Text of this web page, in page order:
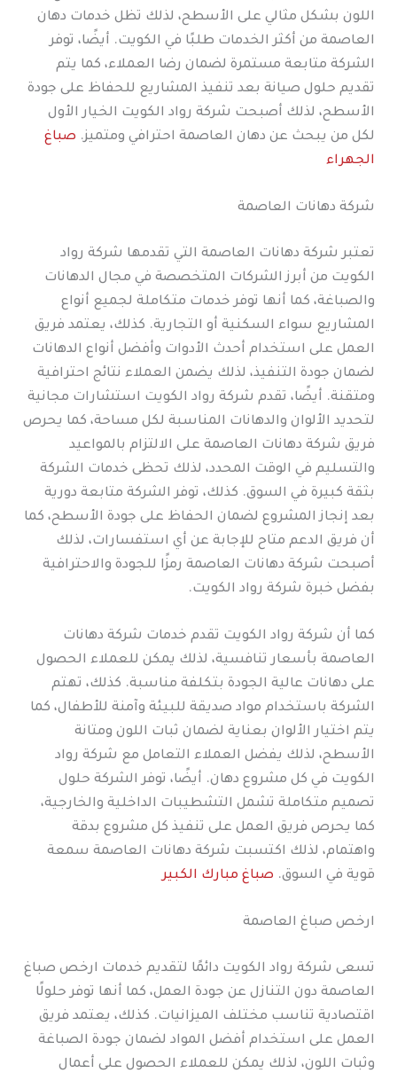
اللون بشكل مثالي على الأسطح، لذلك تظل خدمات دهان
العاصمة من أكثر الخدمات طلبًا في الكويت. أيضًا، توفر
الشركة متابعة مستمرة لضمان رضا العملاء، كما يتم
تقديم حلول صيانة بعد تنفيذ المشاريع للحفاظ على جودة
الأسطح، لذلك أصبحت شركة رواد الكويت الخيار الأول
لكل من يبحث عن دهان العاصمة احترافي ومتميز. صباغ
الجهراء
شركة دهانات العاصمة
تعتبر شركة دهانات العاصمة التي تقدمها شركة رواد
الكويت من أبرز الشركات المتخصصة في مجال الدهانات
والصباغة، كما أنها توفر خدمات متكاملة لجميع أنواع
المشاريع سواء السكنية أو التجارية. كذلك، يعتمد فريق
العمل على استخدام أحدث الأدوات وأفضل أنواع الدهانات
لضمان جودة التنفيذ، لذلك يضمن العملاء نتائج احترافية
ومتقنة. أيضًا، تقدم شركة رواد الكويت استشارات مجانية
لتحديد الألوان والدهانات المناسبة لكل مساحة، كما يحرص
فريق شركة دهانات العاصمة على الالتزام بالمواعيد
والتسليم في الوقت المحدد، لذلك تحظى خدمات الشركة
بثقة كبيرة في السوق. كذلك، توفر الشركة متابعة دورية
بعد إنجاز المشروع لضمان الحفاظ على جودة الأسطح، كما
أن فريق الدعم متاح للإجابة عن أي استفسارات، لذلك
أصبحت شركة دهانات العاصمة رمزًا للجودة والاحترافية
بفضل خبرة شركة رواد الكويت.
كما أن شركة رواد الكويت تقدم خدمات شركة دهانات
العاصمة بأسعار تنافسية، لذلك يمكن للعملاء الحصول
على دهانات عالية الجودة بتكلفة مناسبة. كذلك، تهتم
الشركة باستخدام مواد صديقة للبيئة وآمنة للأطفال، كما
يتم اختيار الألوان بعناية لضمان ثبات اللون ومتانة
الأسطح، لذلك يفضل العملاء التعامل مع شركة رواد
الكويت في كل مشروع دهان. أيضًا، توفر الشركة حلول
تصميم متكاملة تشمل التشطيبات الداخلية والخارجية،
كما يحرص فريق العمل على تنفيذ كل مشروع بدقة
واهتمام، لذلك اكتسبت شركة دهانات العاصمة سمعة
قوية في السوق. صباغ مبارك الكبير
ارخص صباغ العاصمة
تسعى شركة رواد الكويت دائمًا لتقديم خدمات ارخص صباغ
العاصمة دون التنازل عن جودة العمل، كما أنها توفر حلولًا
اقتصادية تناسب مختلف الميزانيات. كذلك، يعتمد فريق
العمل على استخدام أفضل المواد لضمان جودة الصباغة
وثبات اللون، لذلك يمكن للعملاء الحصول على أعمال